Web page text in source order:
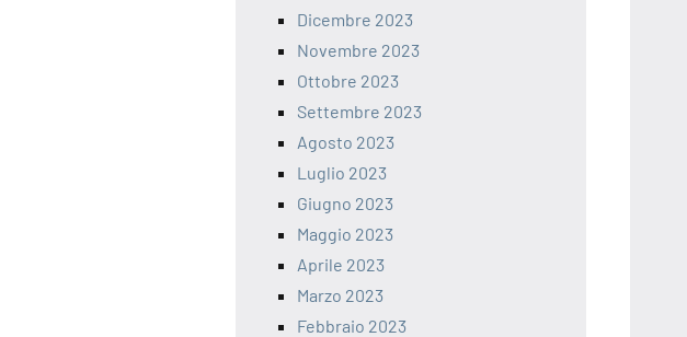
Dicembre 2023
Novembre 2023
Ottobre 2023
Settembre 2023
Agosto 2023
Luglio 2023
Giugno 2023
Maggio 2023
Aprile 2023
Marzo 2023
Febbraio 2023